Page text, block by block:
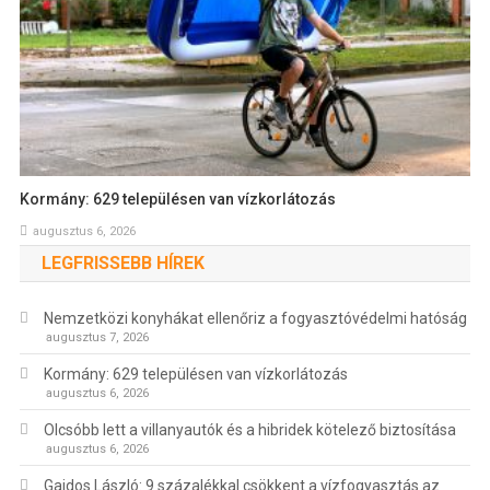
Kormány: 629 településen van vízkorlátozás
augusztus 6, 2026
LEGFRISSEBB HÍREK
Nemzetközi konyhákat ellenőriz a fogyasztóvédelmi hatóság
augusztus 7, 2026
Kormány: 629 településen van vízkorlátozás
augusztus 6, 2026
Olcsóbb lett a villanyautók és a hibridek kötelező biztosítása
augusztus 6, 2026
Gajdos László: 9 százalékkal csökkent a vízfogyasztás az